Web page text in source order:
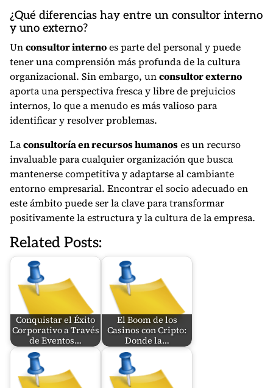
¿Qué diferencias hay entre un consultor interno
y uno externo?
Unconsultor internoes parte del personal y puede
tener una comprensión más profunda de la cultura
organizacional. Sin embargo, unconsultor externo
aporta una perspectiva fresca y libre de prejuicios
internos, lo que a menudo es más valioso para
identificar y resolver problemas.
Laconsultoría en recursos humanoses un recurso
invaluable para cualquier organización que busca
mantenerse competitiva y adaptarse al cambiante
entorno empresarial. Encontrar el socio adecuado en
este ámbito puede ser la clave para transformar
positivamente la estructura y la cultura de la empresa.
Related Posts:
Conquistar el Éxito
Corporativo a Través
de Eventos…
El Boom de los
Casinos con Cripto:
Donde la…